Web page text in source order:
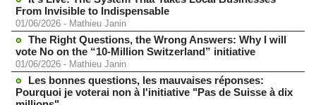
From Invisible to Indispensable
01/06/2026 - Mathieu Janin
The Right Questions, the Wrong Answers: Why I will
vote No on the “10-Million Switzerland” initiative
01/06/2026 - Mathieu Janin
Les bonnes questions, les mauvaises réponses:
Pourquoi je voterai non à l'initiative "Pas de Suisse à dix